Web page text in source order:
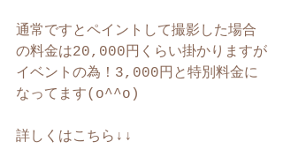
通常ですとペイントして撮影した場合
の料金は20,000円くらい掛かりますが
イベントの為！3,000円と特別料金に
なってます(o^^o)
詳しくはこちら↓↓